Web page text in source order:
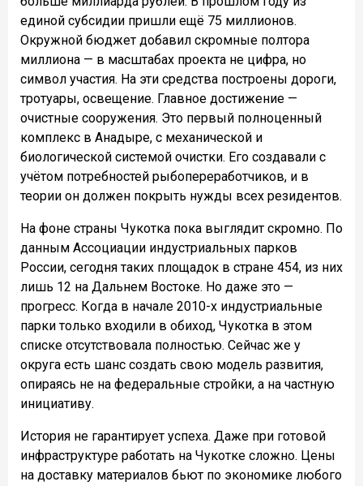
единой субсидии пришли ещё 75 миллионов.
Окружной бюджет добавил скромные полтора
миллиона — в масштабах проекта не цифра, но
символ участия. На эти средства построены дороги,
тротуары, освещение. Главное достижение —
очистные сооружения. Это первый полноценный
комплекс в Анадыре, с механической и
биологической системой очистки. Его создавали с
учётом потребностей рыбопереработчиков, и в
теории он должен покрыть нужды всех резидентов.
На фоне страны Чукотка пока выглядит скромно. По
данным Ассоциации индустриальных парков
России, сегодня таких площадок в стране 454, из них
лишь 12 на Дальнем Востоке. Но даже это —
прогресс. Когда в начале 2010-х индустриальные
парки только входили в обиход, Чукотка в этом
списке отсутствовала полностью. Сейчас же у
округа есть шанс создать свою модель развития,
опираясь не на федеральные стройки, а на частную
инициативу.
История не гарантирует успеха. Даже при готовой
инфраструктуре работать на Чукотке сложно. Цены
на доставку материалов бьют по экономике любого